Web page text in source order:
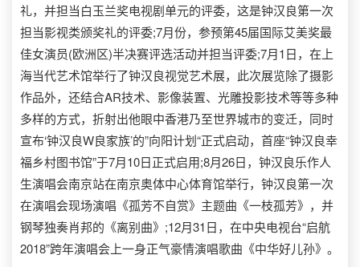
礼，并担当白玉兰奖电视剧单元的评委，这是钟汉良第一次
担当影视类颁奖礼的评委;7月份，参预第45届国际艾美奖最
佳女演员(欧洲区)半决赛评选活动并担当评委;7月1日，在上
海当代艺术馆举行了钟汉良视觉艺术展，此次展览除了摄影
作品外，还结合AR技术、影像装置、光雕投影技术等等多种
多样的方式，折射出他眼中香港乃至世界城市的变迁，同时
宣布‘钟汉良W良家族’的”向阳计划“正式启动，首座“钟汉良幸
福乡村图书馆”于7月10日正式启用;8月26日，钟汉良乐作人
生演唱会南京站在南京奥体中心体育馆举行，钟汉良第一次
在演唱会现场演唱《孤芳不自赏》主题曲《一枝孤芳》，并
钢琴独奏肖邦的《离别曲》;12月31日，在中央电视台“启航
2018”跨年演唱会上一身正气豪情演唱歌曲《中华好儿孙》。